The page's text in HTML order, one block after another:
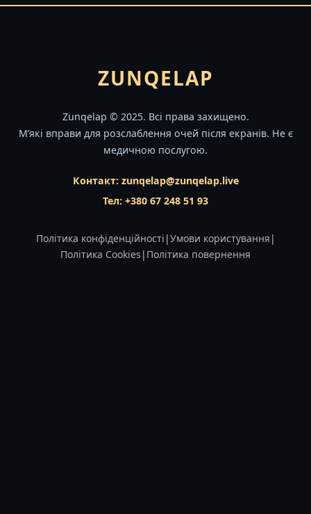
ZUNQELAP
Zunqelap © 2025. Всі права захищено.
М’які вправи для розслаблення очей після екранів. Не є
медичною послугою.
Контакт: zunqelap@zunqelap.live
Тел: +380 67 248 51 93
Політика конфіденційності |Умови користування |
Політика Cookies | Політика повернення